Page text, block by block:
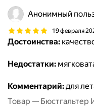
Анонимный
19 февраля
Достоинства:
Недостатки:
Комментарий:для
Товар — Бюстгальтер